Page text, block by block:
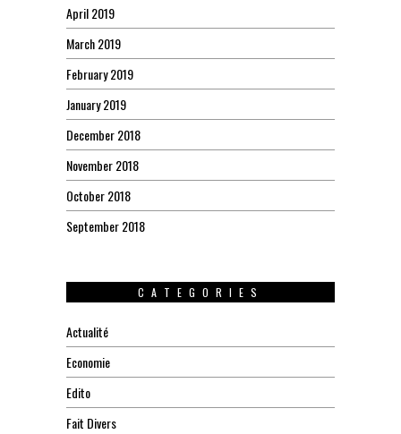
April 2019
March 2019
February 2019
January 2019
December 2018
November 2018
October 2018
September 2018
CATEGORIES
Actualité
Economie
Edito
Fait Divers